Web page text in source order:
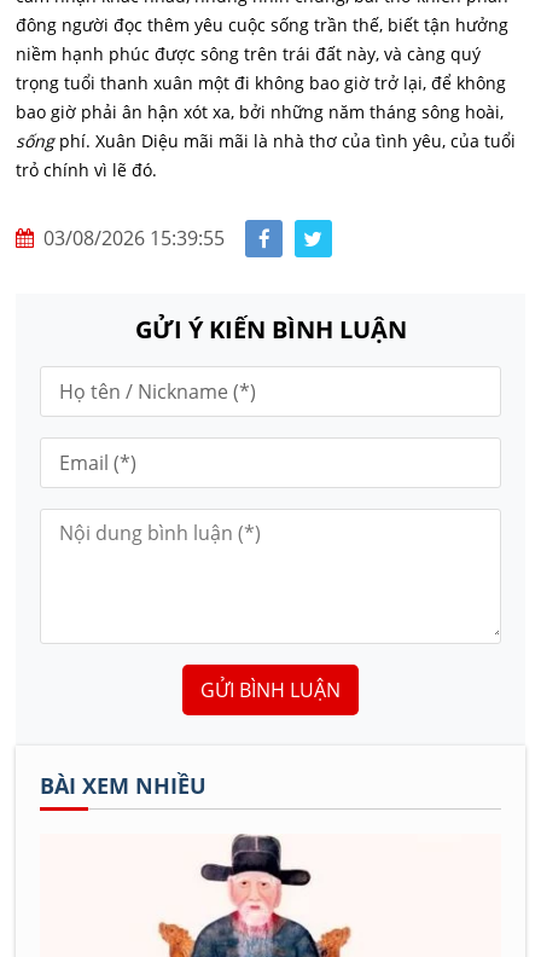
đông người đọc thêm yêu cuộc sống trần thế, biết tận hưởng
niềm hạnh phúc được sông trên trái đất này, và càng quý
trọng tuổi thanh xuân một đi không bao giờ trở lại, để không
bao giờ phải ân hận xót xa, bởi những năm tháng sông hoài,
sốngphí. Xuân Diệu mãi mãi là nhà thơ của tình yêu, của tuổi
trỏ chính vì lẽ đó.
03/08/2026 15:39:55
GỬI Ý KIẾN BÌNH LUẬN
GỬI BÌNH LUẬN
BÀI XEM NHIỀU